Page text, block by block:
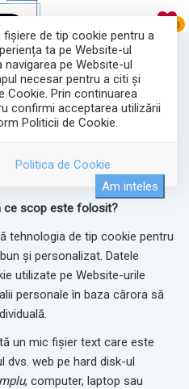
de tip cookie pentru a
ta pe Website-ul
pe Website-ul
necesar pentru a citi și
Cookie. Prin continuarea
confirmi acceptarea utilizării
Politicii de Cookie.
Politica de Cookie
Am inteles
0
DE TIP
calitate de operator de date vă
datele cu caracter
ce scop este folosit?
tehnologia de tip cookie pentru
și personalizat. Datele
utilizate pe Website-urile
personale în baza cărora să
un mic fișier text care este
web pe hard disk-ul
, computer, laptop sau